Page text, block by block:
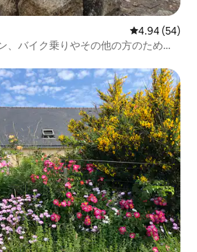
レビュー54
4.94 (54)
、バイク乗りやその他の方のための